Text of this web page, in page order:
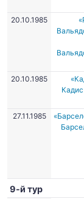
20.10.1985
20.10.1985
Кадис
27.11.1985
9-й тур